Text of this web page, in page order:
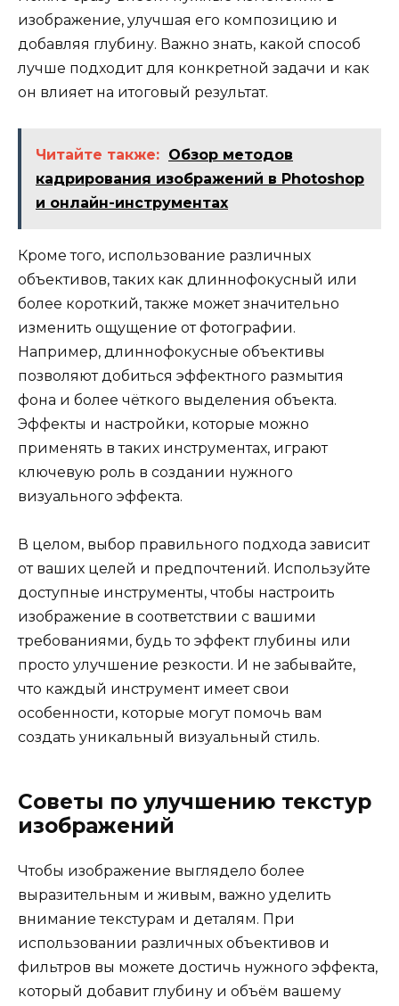
изображение, улучшая его композицию и
добавляя глубину. Важно знать, какой способ
лучше подходит для конкретной задачи и как
он влияет на итоговый результат.
Читайте также: Обзор методов
кадрирования изображений в Photoshop
и онлайн-инструментах
Кроме того, использование различных
объективов, таких как длиннофокусный или
более короткий, также может значительно
изменить ощущение от фотографии.
Например, длиннофокусные объективы
позволяют добиться эффектного размытия
фона и более чёткого выделения объекта.
Эффекты и настройки, которые можно
применять в таких инструментах, играют
ключевую роль в создании нужного
визуального эффекта.
В целом, выбор правильного подхода зависит
от ваших целей и предпочтений. Используйте
доступные инструменты, чтобы настроить
изображение в соответствии с вашими
требованиями, будь то эффект глубины или
просто улучшение резкости. И не забывайте,
что каждый инструмент имеет свои
особенности, которые могут помочь вам
создать уникальный визуальный стиль.
Советы по улучшению текстур
изображений
Чтобы изображение выглядело более
выразительным и живым, важно уделить
внимание текстурам и деталям. При
использовании различных объективов и
фильтров вы можете достичь нужного эффекта,
который добавит глубину и объём вашему